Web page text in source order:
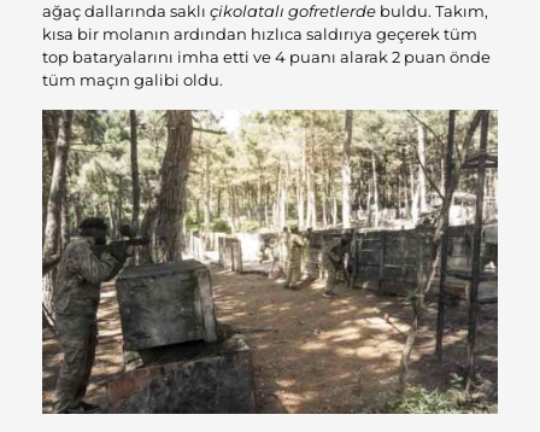
ağaç dallarında saklı çikolatalı gofretlerde buldu. Takım,
kısa bir molanın ardından hızlıca saldırıya geçerek tüm
top bataryalarını imha etti ve 4 puanı alarak 2 puan önde
tüm maçın galibi oldu.